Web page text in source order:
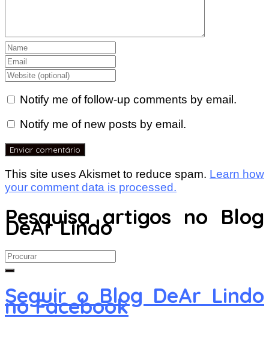
Notify me of follow-up comments by email.
Notify me of new posts by email.
This site uses Akismet to reduce spam. Learn how
your comment data is processed.
Pesquisa artigos no Blog
DeAr Lindo
Search
for:
Seguir o Blog DeAr Lindo
no Facebook